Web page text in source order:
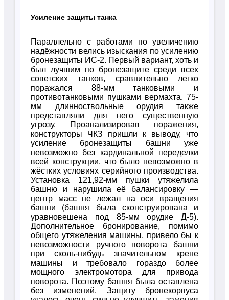
Усиление защиты танка
Параллельно с работами по увеличению
надёжности велись изыскания по усилению
бронезащиты ИС-2. Первый вариант, хоть и
был лучшим по бронезащите среди всех
советских танков, сравнительно легко
поражался 88-мм танковыми и
противотанковыми пушками вермахта. 75-
мм длинноствольные орудия также
представляли для него существенную
угрозу. Проанализировав поражения,
конструкторы ЧКЗ пришли к выводу, что
усиление бронезащиты башни уже
невозможно без кардинальной переделки
всей конструкции, что было невозможно в
жёстких условиях серийного производства.
Установка 121,92-мм пушки утяжелила
башню и нарушила её балансировку —
центр масс не лежал на оси вращения
башни (башня была сконструирована и
уравновешена под 85-мм орудие Д-5).
Дополнительное бронирование, помимо
общего утяжеления машины, привело бы к
невозможности ручного поворота башни
при сколь-нибудь значительном крене
машины и требовало гораздо более
мощного электромотора для привода
поворота. Поэтому башня была оставлена
без изменений. Защиту бронекорпуса